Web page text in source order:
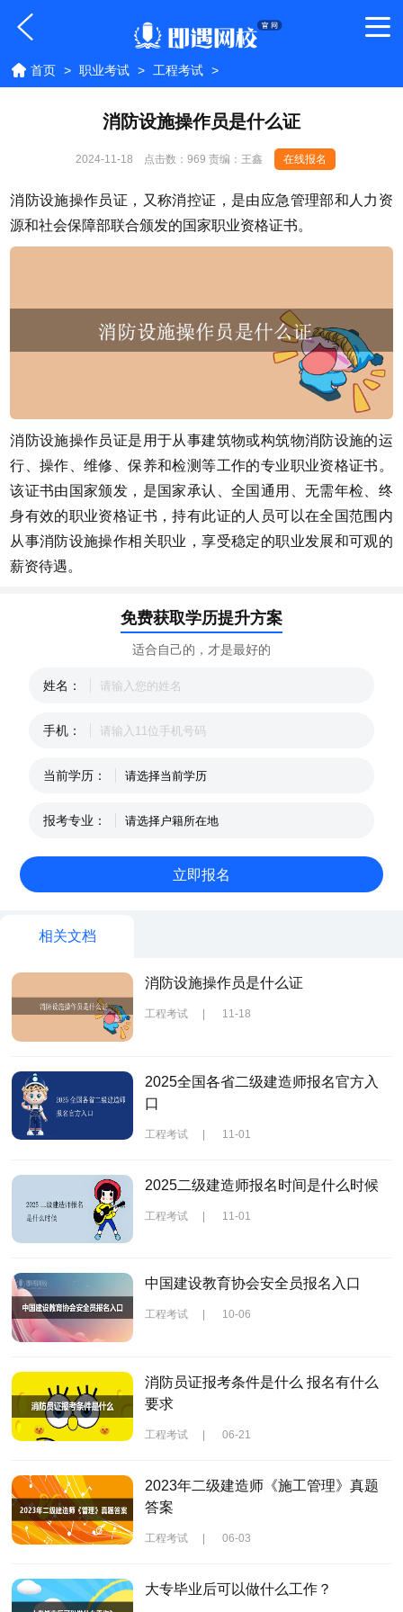
首页 > 职业考试 > 工程考试 >
消防设施操作员是什么证
2024-11-18 点击数： 969 责编：王鑫 在线报名
消防设施操作员证，又称消控证，是由应急管理部和人力资
源和社会保障部联合颁发的国家职业资格证书。
消防设施操作员证是用于从事建筑物或构筑物消防设施的运
行、操作、维修、保养和检测等工作的专业职业资格证书。
该证书由国家颁发，是国家承认、全国通用、无需年检、终
身有效的职业资格证书，持有此证的人员可以在全国范围内
从事消防设施操作相关职业，享受稳定的职业发展和可观的
薪资待遇。
免费获取学历提升方案
适合自己的，才是最好的
姓名：
手机：
当前学历：
报考专业：
相关文档
消防设施操作员是什么证
工程考试 | 11-18
2025全国各省二级建造师报名官方入
口
工程考试 | 11-01
2025二级建造师报名时间是什么时候
工程考试 | 11-01
中国建设教育协会安全员报名入口
工程考试 10-06
消防员证报考条件是什么 报名有什么
要求
工程考试 06-21
2023年二级建造师《施工管理》真题
答案
工程考试 06-03
大专毕业后可以做什么工作？